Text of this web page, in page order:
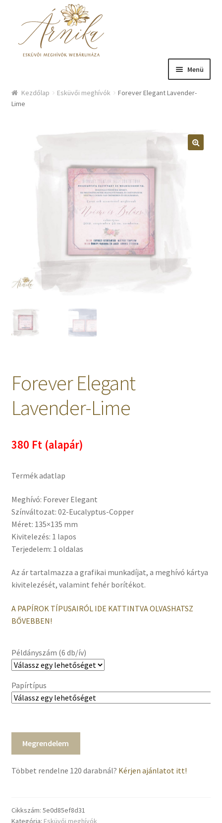
Ugrás a navigációhoz
Kilépés a tartalomba
Menü
Üzlet
Elfelejtett jelszó
Kapcsolat
Kezdőlap Esküvői meghívók
Forever Elegant Lavender-
Lime
Forever Elegant
Lavender-Lime
380 Ft (alapár)
Termék adatlap
Meghívó: Forever Elegant
Színváltozat: 02-Eucalyptus-Copper
Méret: 135×135 mm
Kivitelezés: 1 lapos
Terjedelem: 1 oldalas
Az ár tartalmazza a grafikai munkadíjat, a meghívó kártya
kivitelezését, valamint fehér borítékot.
A PAPÍROK TÍPUSAIRÓL IDE KATTINTVA OLVASHATSZ
BŐVEBBEN!
Példányszám (6 db/ív)
Papírtípus
Megrendelem
Többet rendelne 120 darabnál? Kérjen ajánlatot itt!
Cikkszám: 5e0d85ef8d31
Kategória: Esküvői meghívók